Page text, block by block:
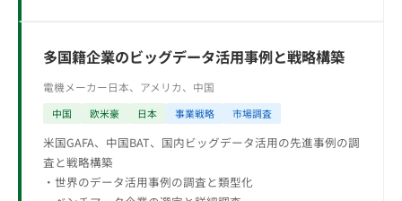
多国籍企業のビッグデータ活用事例と戦略構築
電機メーカー日本、アメリカ、中国
中国 欧米豪 日本 事業戦略 市場調査
米国GAFA、中国BAT、国内ビッグデータ活用の先進事例の調
査と戦略構築
・世界のデータ活用事例の調査と類型化